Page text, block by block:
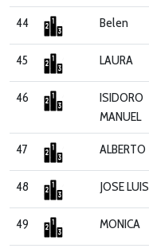
44 Belen
45 LAURA
46
ISIDORO
MANUEL
47 ALBERTO
48 JOSE LUIS
49 MONICA